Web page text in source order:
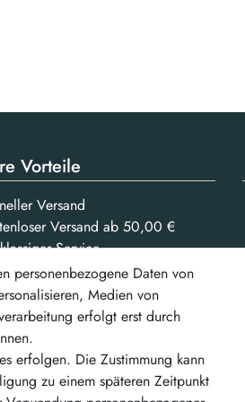
Vorteile
Versand
Versand ab 50,00 €
Service
widerrufen
personenbezogene Daten von
Medien von
erfolgt erst durch
erfolgen. Die Zustimmung kann
zu einem späteren Zeitpunkt